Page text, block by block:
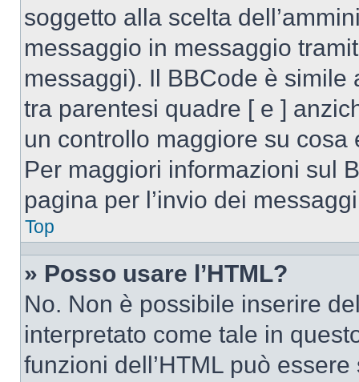
soggetto alla scelta
messaggio in messaggio
messaggi). Il BBCode è simile
tra parentesi quadre [ e ]
un controllo maggiore su
Per maggiori informazioni sul
pagina per l’invio dei
Top
» Posso usare l’HTML?
No. Non è possibile inserire
interpretato come tale in
funzioni dell’HTML può